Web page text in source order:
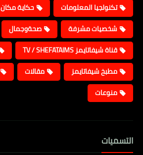
تكنولجيا المعلومات
حكاية مكان
شخصيات مشرفة
صحةوجمال
قناة شيفاتايمز TV / SHEFATAIMS
مطبخ شيفاتايمز
مقالات
منوعات
التسميات